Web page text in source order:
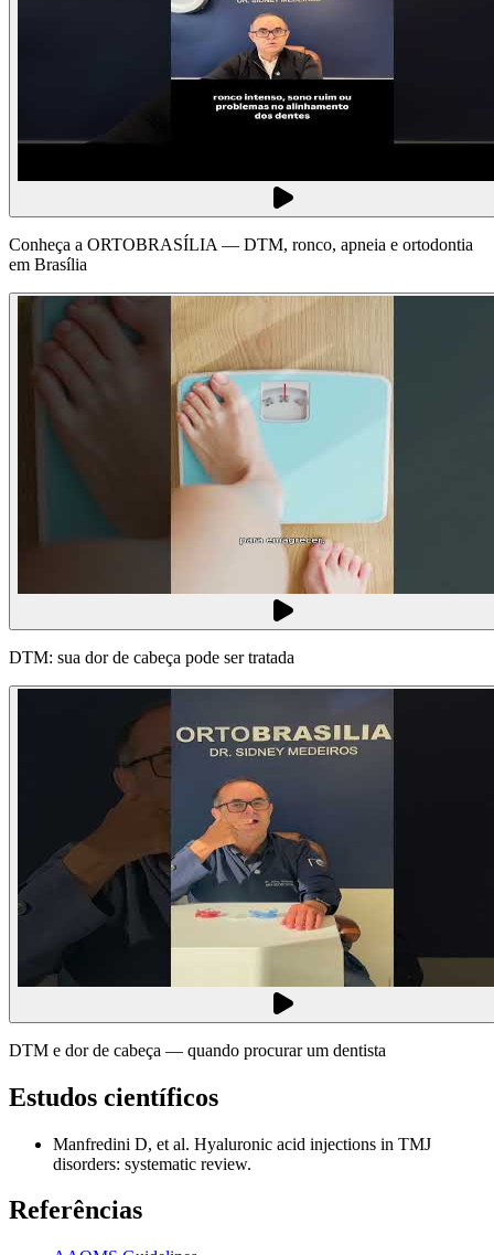
Conheça a ORTOBRASÍLIA — DTM, ronco, apneia e ortodontia
em Brasília
DTM: sua dor de cabeça pode ser tratada
DTM e dor de cabeça — quando procurar um dentista
Estudos científicos
Manfredini D, et al. Hyaluronic acid injections in TMJ
disorders: systematic review.
Referências